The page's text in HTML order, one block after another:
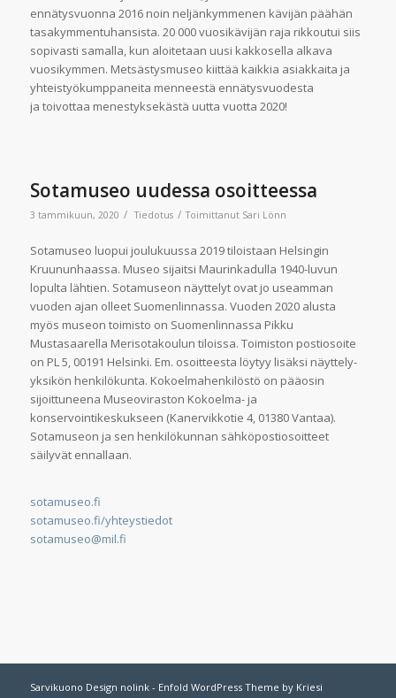
ennätysvuonna 2016 noin neljänkymmenen kävijän päähän
tasakymmentuhansista. 20 000 vuosikävijän raja rikkoutui siis
sopivasti samalla, kun aloitetaan uusi kakkosella alkava
vuosikymmen. Metsästysmuseo kiittää kaikkia asiakkaita ja
yhteistyökumppaneita menneestä ennätysvuodesta
ja toivottaa menestyksekästä uutta vuotta 2020!
Sotamuseo uudessa osoitteessa
3 tammikuun, 2020 / Tiedotus / Toimittanut Sari Lönn
Sotamuseo luopui joulukuussa 2019 tiloistaan Helsingin
Kruununhaassa. Museo sijaitsi Maurinkadulla 1940-luvun
lopulta lähtien. Sotamuseon näyttelyt ovat jo useamman
vuoden ajan olleet Suomenlinnassa. Vuoden 2020 alusta
myös museon toimisto on Suomenlinnassa Pikku
Mustasaarella Merisotakoulun tiloissa. Toimiston postiosoite
on PL 5, 00191 Helsinki. Em. osoitteesta löytyy lisäksi näyttely-
yksikön henkilökunta. Kokoelmahenkilöstö on pääosin
sijoittuneena Museoviraston Kokoelma- ja
konservointikeskukseen (Kanervikkotie 4, 01380 Vantaa).
Sotamuseon ja sen henkilökunnan sähköpostiosoitteet
säilyvät ennallaan.
sotamuseo.fi
sotamuseo.fi/yhteystiedot
sotamuseo@mil.fi
Sarvikuono Design nolink - Enfold WordPress Theme by Kriesi